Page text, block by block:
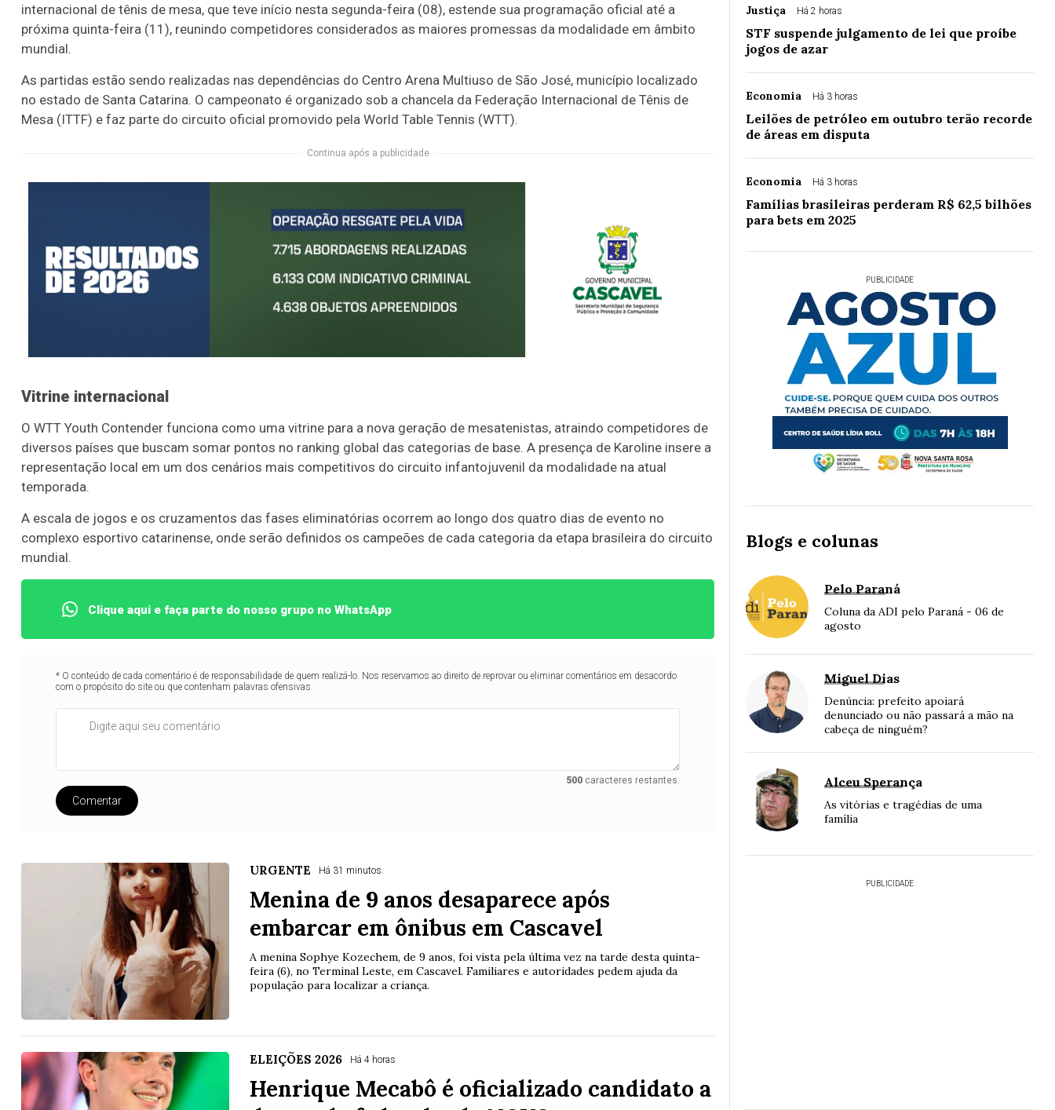
internacional de tênis de mesa, que teve início nesta segunda-feira (08), estende sua programação oficial até a
próxima quinta-feira (11), reunindo competidores considerados as maiores promessas da modalidade em âmbito
mundial.
As partidas estão sendo realizadas nas dependências do Centro Arena Multiuso de São José, município localizado
no estado de Santa Catarina. O campeonato é organizado sob a chancela da Federação Internacional de Tênis de
Mesa (ITTF) e faz parte do circuito oficial promovido pela World Table Tennis (WTT).
Continua após a publicidade
Vitrine internacional
O WTT Youth Contender funciona como uma vitrine para a nova geração de mesatenistas, atraindo competidores de
diversos países que buscam somar pontos no ranking global das categorias de base. A presença de Karoline insere a
representação local em um dos cenários mais competitivos do circuito infantojuvenil da modalidade na atual
temporada.
A escala de jogos e os cruzamentos das fases eliminatórias ocorrem ao longo dos quatro dias de evento no
complexo esportivo catarinense, onde serão definidos os campeões de cada categoria da etapa brasileira do circuito
mundial.
Clique aqui e faça parte do nosso grupo no WhatsApp
* O conteúdo de cada comentário é de responsabilidade de quem realizá-lo. Nos reservamos ao direito de reprovar ou eliminar comentários em desacordo
com o propósito do site ou que contenham palavras ofensivas.
500caracteres restantes.
Comentar
URGENTE Há 31 minutos
Menina de 9 anos desaparece após
embarcar em ônibus em Cascavel
A menina Sophye Kozechem, de 9 anos, foi vista pela última vez na tarde desta quinta-
feira (6), no Terminal Leste, em Cascavel. Familiares e autoridades pedem ajuda da
população para localizar a criança.
ELEIÇÕES 2026 Há 4 horas
Henrique Mecabô é oficializado candidato a
Justiça Há 2 horas
STF suspende julgamento de lei que proíbe
jogos de azar
Economia Há 3 horas
Leilões de petróleo em outubro terão recorde
de áreas em disputa
Economia Há 3 horas
Famílias brasileiras perderam R$ 62,5 bilhões
para bets em 2025
PUBLICIDADE
Blogs e colunas
Pelo Paraná
Coluna da ADI pelo Paraná - 06 de
agosto
Miguel Dias
Denúncia: prefeito apoiará
denunciado ou não passará a mão na
cabeça de ninguém?
Alceu Sperança
As vitórias e tragédias de uma
família
PUBLICIDADE